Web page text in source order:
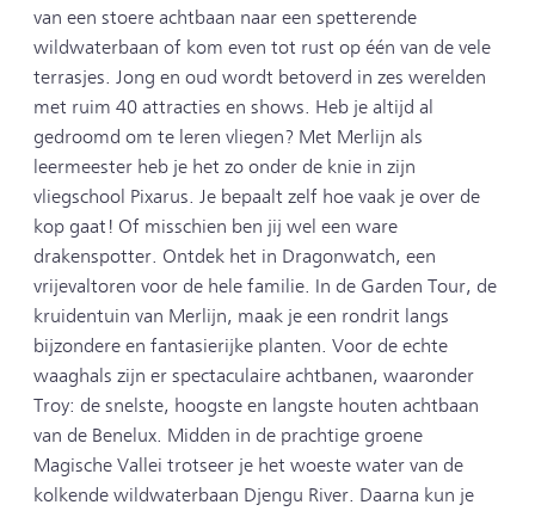
van een stoere achtbaan naar een spetterende
wildwaterbaan of kom even tot rust op één van de vele
terrasjes. Jong en oud wordt betoverd in zes werelden
met ruim 40 attracties en shows. Heb je altijd al
gedroomd om te leren vliegen? Met Merlijn als
leermeester heb je het zo onder de knie in zijn
vliegschool Pixarus. Je bepaalt zelf hoe vaak je over de
kop gaat! Of misschien ben jij wel een ware
drakenspotter. Ontdek het in Dragonwatch, een
vrijevaltoren voor de hele familie. In de Garden Tour, de
kruidentuin van Merlijn, maak je een rondrit langs
bijzondere en fantasierijke planten. Voor de echte
waaghals zijn er spectaculaire achtbanen, waaronder
Troy: de snelste, hoogste en langste houten achtbaan
van de Benelux. Midden in de prachtige groene
Magische Vallei trotseer je het woeste water van de
kolkende wildwaterbaan Djengu River. Daarna kun je